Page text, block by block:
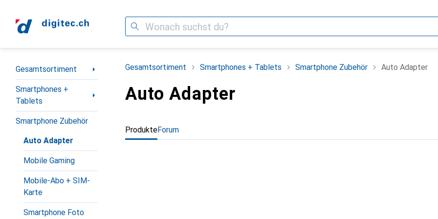
Suche
Navigation nach Kategorien
Gesamtsortiment
Smartphones +
Tablets
Smartphone Zubehör
Auto Adapter
Mobile Gaming
Mobile-Abo + SIM-
Karte
Smartphone Foto
Gesamtsortiment Smartphones + Tablets Smartphone Zubehör Auto Adapter
Auto Adapter
ProdukteForum